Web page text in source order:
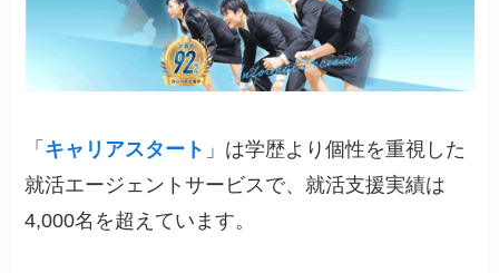
「 キャリアスタート 」は学歴より個性を重視した
就活エージェントサービスで、就活支援実績は
4,000名を超えています。